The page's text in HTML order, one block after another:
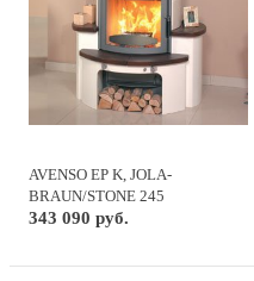
AVENSO EP K, JOLA-
BRAUN/STONE 245
343 090 руб.